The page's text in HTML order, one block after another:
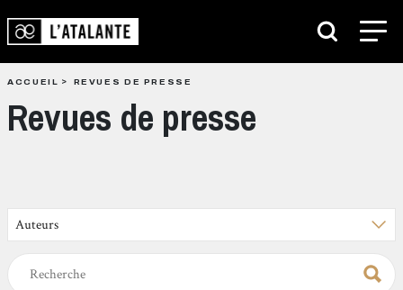
ACCUEIL REVUES DE PRESSE
Revues de presse